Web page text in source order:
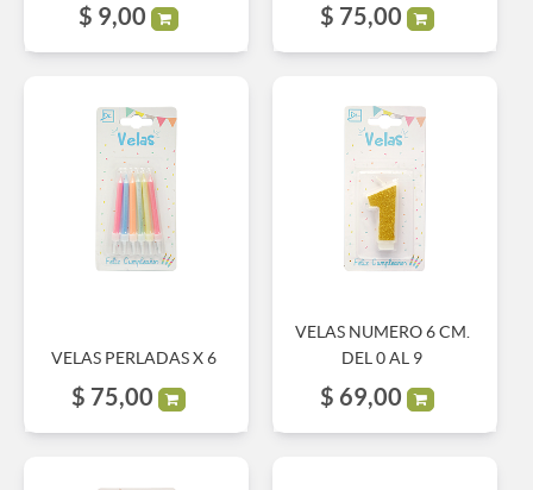
$ 9,00 $ 75,00
VELAS PERLADAS X 6
$ 75,00
VELAS NUMERO 6 CM.
DEL 0 AL 9
$ 69,00